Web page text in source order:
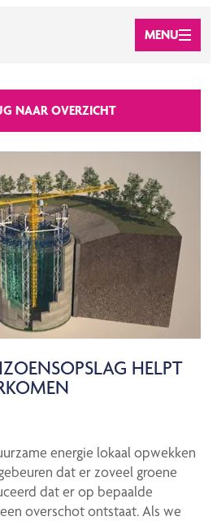
MENU
NAAR OVERZICHT
HELPT
energie lokaal opwekken
dat er zoveel groene
dat er op bepaalde
overschot ontstaat. Als we